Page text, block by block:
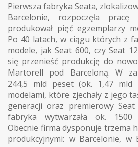
Pierwsza fabryka Seata,
Barcelonie, rozpoczęła
produkował pięć egzemplarzy
Po 40 latach, w ciągu których z
modele, jak Seat 600, czy Seat
się przenieść produkcję do
Martorell pod Barceloną. W
244,5 mld peset (ok. 1,47 mld
modelami, które zjechały z jego
generacji oraz premierowy
fabryka wytwarzała ok. 1500
Obecnie firma dysponuje trzema
produkcyjnymi: w Barcelonie,